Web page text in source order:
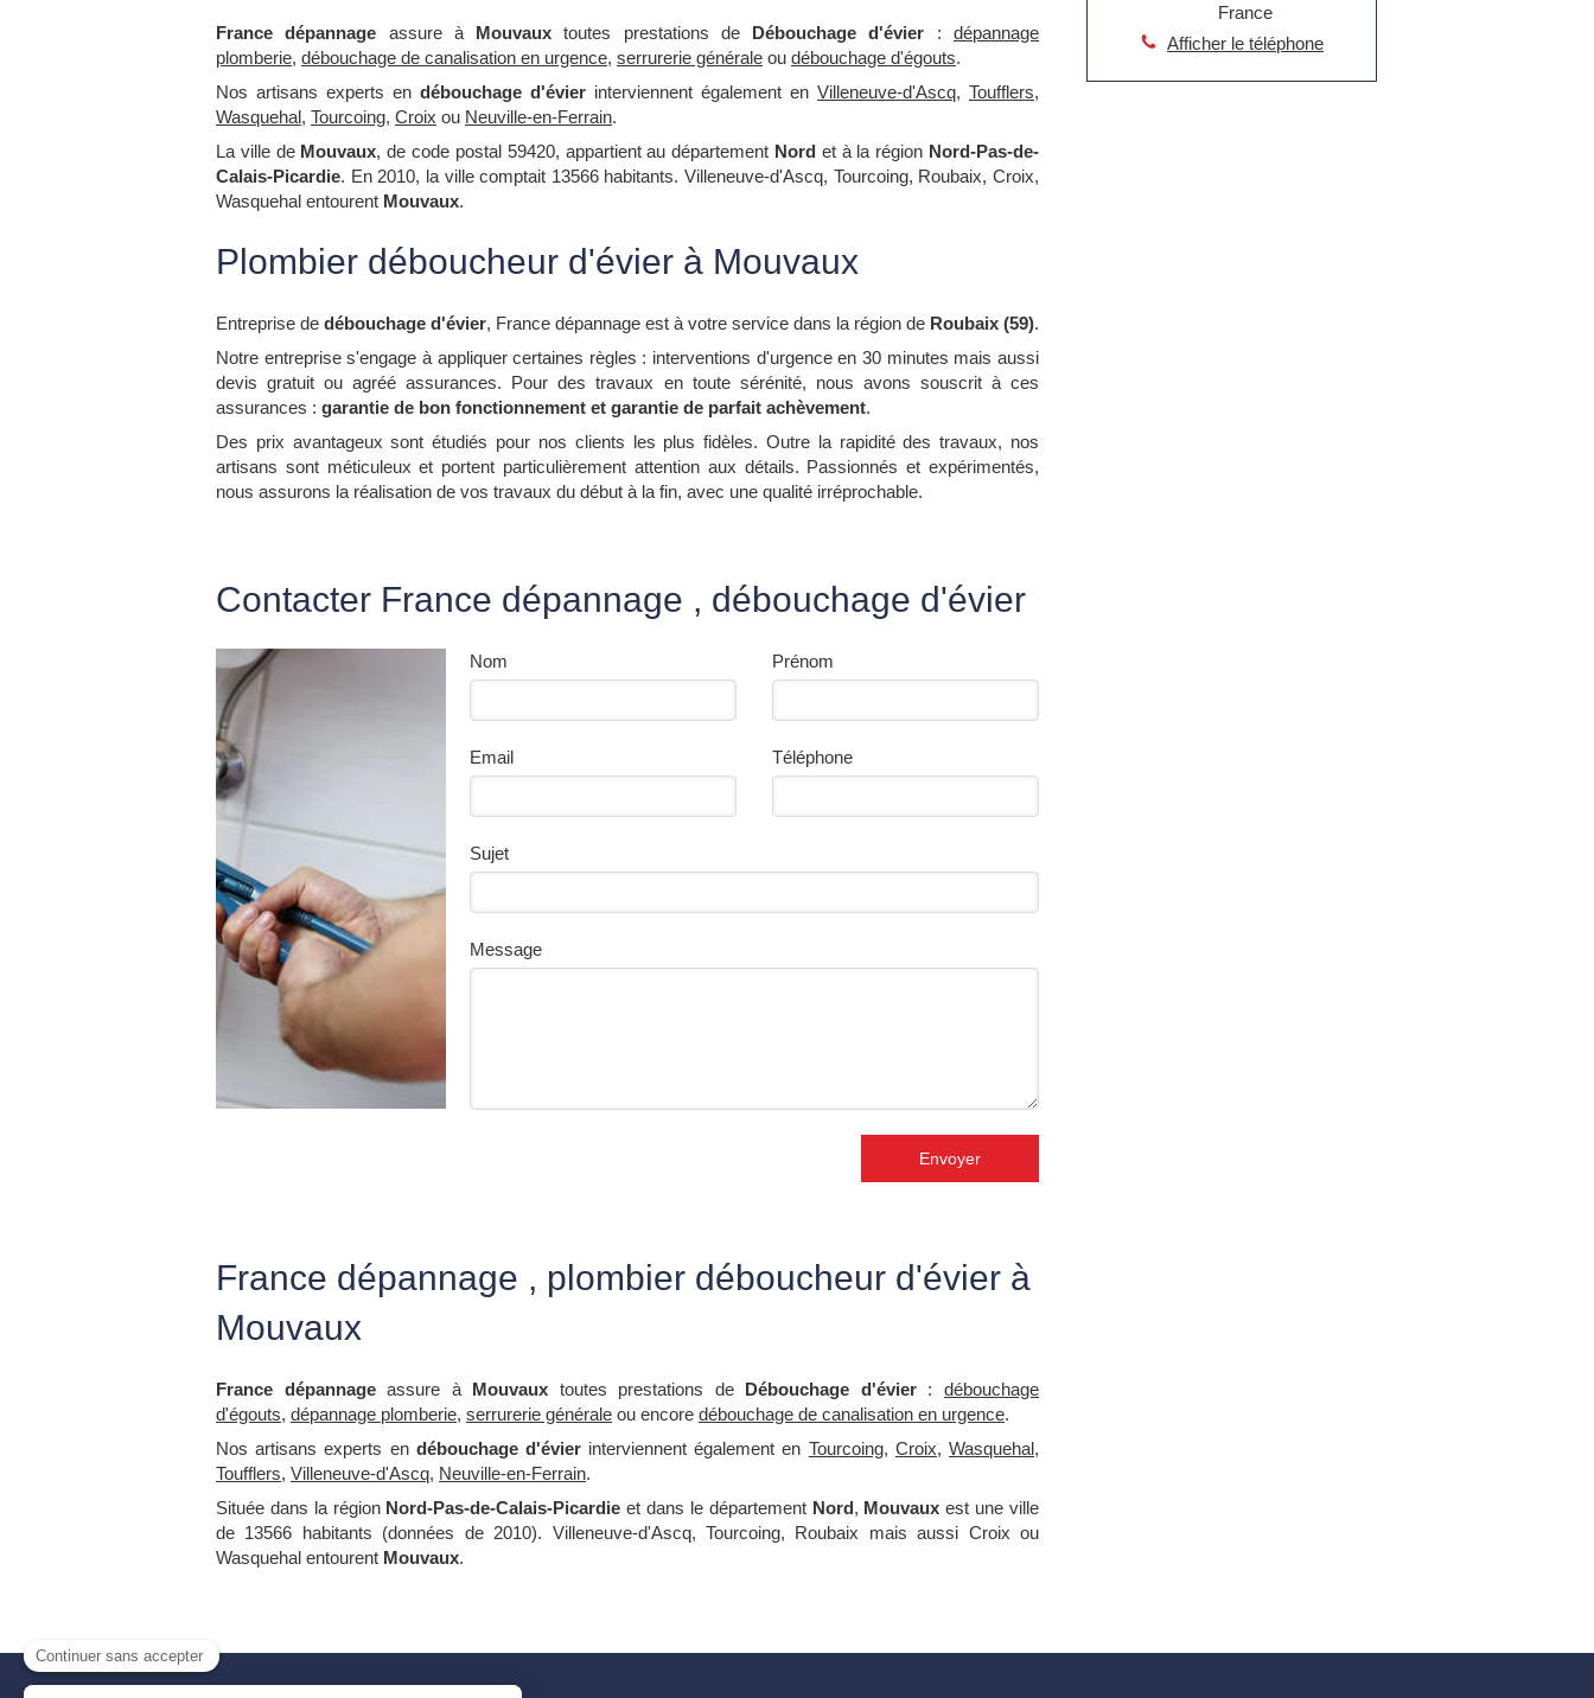
France dépannage assure à Mouvaux toutes prestations de Débouchage d'évier :dépannage
plomberie, débouchage de canalisation en urgence, serrurerie générale ou débouchage d'égouts.
Nos artisans experts en débouchage d'évier interviennent également en Villeneuve-d'Ascq, Toufflers,
Wasquehal, Tourcoing, Croix ou Neuville-en-Ferrain.
La ville de Mouvaux, de code postal 59420, appartient au département Nord et à la région Nord-Pas-de-
Calais-Picardie. En 2010, la ville comptait 13566 habitants. Villeneuve-d'Ascq, Tourcoing, Roubaix, Croix,
Wasquehal entourent Mouvaux.
Plombier déboucheur d'évier à Mouvaux
Entreprise de débouchage d'évier, France dépannage est à votre service dans la région de Roubaix (59).
Notre entreprise s'engage à appliquer certaines règles : interventions d'urgence en 30 minutes mais aussi
devis gratuit ou agréé assurances. Pour des travaux en toute sérénité, nous avons souscrit à ces
assurances : garantie de bon fonctionnement et garantie de parfait achèvement.
Des prix avantageux sont étudiés pour nos clients les plus fidèles. Outre la rapidité des travaux, nos
artisans sont méticuleux et portent particulièrement attention aux détails. Passionnés et expérimentés,
nous assurons la réalisation de vos travaux du début à la fin, avec une qualité irréprochable.
Contacter France dépannage , débouchage d'évier
Nom Prénom
Email Téléphone
Sujet
Message
Envoyer
France dépannage , plombier déboucheur d'évier à
Mouvaux
France dépannageassure à Mouvaux toutes prestations de Débouchage d'évier:débouchage
d'égouts, dépannage plomberie, serrurerie générale ou encore débouchage de canalisation en urgence.
Nos artisans experts en débouchage d'évierinterviennent également en Tourcoing, Croix,Wasquehal,
Toufflers, Villeneuve-d'Ascq, Neuville-en-Ferrain.
Située dans la région Nord-Pas-de-Calais-Picardie et dans le département Nord, Mouvaux est une ville
de 13566 habitants (données de 2010). Villeneuve-d'Ascq, Tourcoing, Roubaix mais aussi Croix ou
Wasquehal entourent Mouvaux.
France
Afficher le téléphone